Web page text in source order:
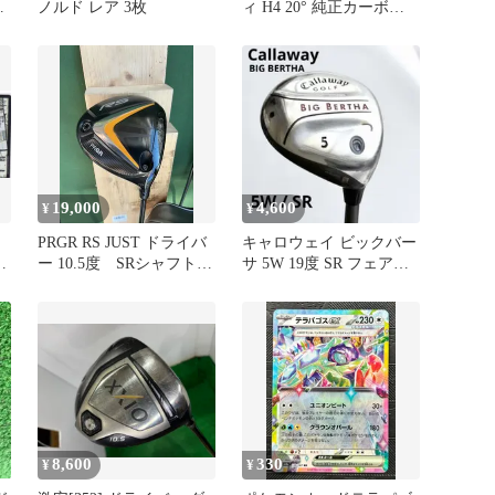
ノルド レア 3枚
ィ H4 20° 純正カーボン
¥ 19,000
PRGR RS JUST ドライバ
ー 10.5度 SRシャフト2
¥4,600
キャロウェイ ビックバー
サ 5W 19度 SR フェアウ
¥8,600 ¥330